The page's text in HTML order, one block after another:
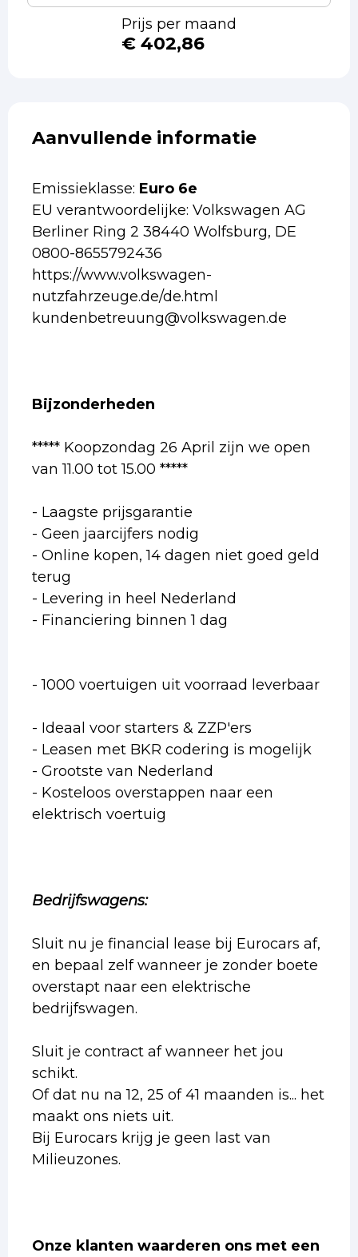
Prijs per maand
€ 402,86
Aanvullende informatie
Emissieklasse: Euro 6e
EU verantwoordelijke: Volkswagen AG
Berliner Ring 2 38440 Wolfsburg, DE
0800-8655792436
https://www.volkswagen-
nutzfahrzeuge.de/de.html
kundenbetreuung@volkswagen.de
Bijzonderheden
***** Koopzondag 26 April zijn we open
van 11.00 tot 15.00 *****
- Laagste prijsgarantie
- Geen jaarcijfers nodig
- Online kopen, 14 dagen niet goed geld
terug
- Levering in heel Nederland
- Financiering binnen 1 dag
- 1000 voertuigen uit voorraad leverbaar
- Ideaal voor starters & ZZP'ers
- Leasen met BKR codering is mogelijk
- Grootste van Nederland
- Kosteloos overstappen naar een
elektrisch voertuig
Bedrijfswagens:
Sluit nu je financial lease bij Eurocars af,
en bepaal zelf wanneer je zonder boete
overstapt naar een elektrische
bedrijfswagen.
Sluit je contract af wanneer het jou
schikt.
Of dat nu na 12, 25 of 41 maanden is... het
maakt ons niets uit.
Bij Eurocars krijg je geen last van
Milieuzones.
Onze klanten waarderen ons met een